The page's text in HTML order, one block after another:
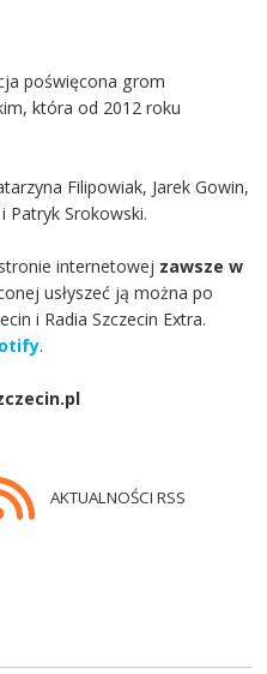
poświęcona grom
która od 2012 roku
Filipowiak, Jarek Gowin,
Patryk Srokowski.
internetowej zawsze w
usłyszeć ją można po
i Radia Szczecin Extra.
.
AKTUALNOŚCI RSS